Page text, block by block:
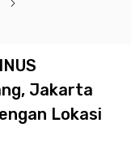
Jakarta
Lokasi